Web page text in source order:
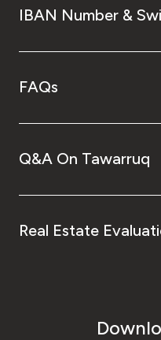
IBAN Number &
FAQs
Q&A On Tawarruq
Real Estate